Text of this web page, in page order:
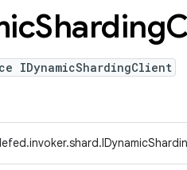
Sharding
IDynamicShardingClient